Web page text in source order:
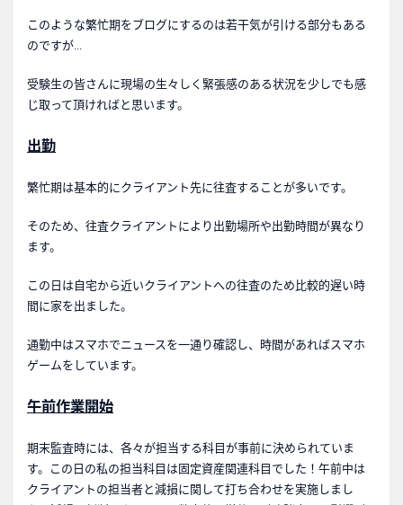
このような繁忙期をブログにするのは若干気が引ける部分もある
のですが...
受験生の皆さんに現場の生々しく緊張感のある状況を少しでも感
じ取って頂ければと思います。
出勤
繁忙期は基本的にクライアント先に往査することが多いです。
そのため、往査クライアントにより出勤場所や出勤時間が異なり
ます。
この日は自宅から近いクライアントへの往査のため比較的遅い時
間に家を出ました。
通勤中はスマホでニュースを一通り確認し、時間があればスマホ
ゲームをしています。
午前作業開始
期末監査時には、各々が担当する科目が事前に決められていま
す。この日の私の担当科目は固定資産関連科目でした！午前中は
クライアントの担当者と減損に関して打ち合わせを実施しまし